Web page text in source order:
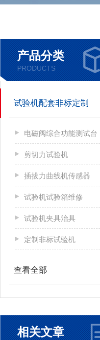
产品分类
PRODUCTS
试验机配套非标定制
电磁阀综合功能测试台
剪切力试验机
插拔力曲线机传感器
试验机试验箱维修
试验机夹具治具
定制非标试验机
查看全部
相关文章